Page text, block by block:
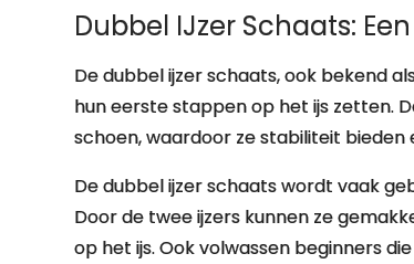
Dubbel IJzer Schaats:
De dubbel ijzer schaats, ook bekend
hun eerste stappen op het ijs zetten.
schoen, waardoor ze stabiliteit
De dubbel ijzer schaats wordt vaak
Door de twee ijzers kunnen ze
op het ijs. Ook volwassen beginners